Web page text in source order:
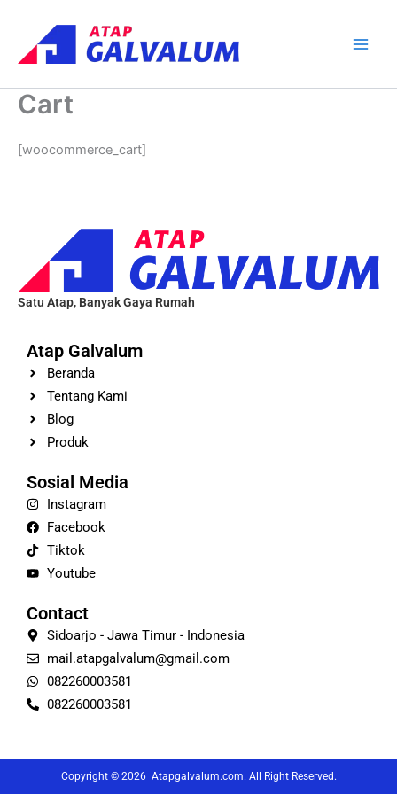
content
Cart
[woocommerce_cart]
Satu Atap, Banyak Gaya Rumah
Atap Galvalum
Beranda
Tentang Kami
Blog
Produk
Sosial Media
Instagram
Facebook
Tiktok
Youtube
Contact
Sidoarjo - Jawa Timur - Indonesia
mail.atapgalvalum@gmail.com
082260003581
082260003581
Copyright © 2026 Atapgalvalum.com. All Right Reserved.